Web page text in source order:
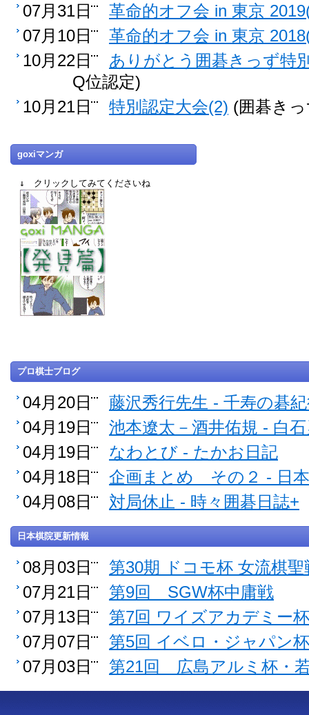
07月31日
革命的オフ会 in 東京
07月10日
革命的オフ会 in 東京
10月22日
ありがとう囲碁きっず特
Q位認定)
10月21日
特別認定大会(2) (囲碁き
goxiマンガ
↓ クリックしてみてくださいね
プロ棋士ブログ
04月20日
藤沢秀行先生 - 千寿の碁
04月19日
池本遼太－酒井佑規 - 白
04月19日
なわとび - たかお日記
04月18日
企画まとめ その２ - 日
04月08日
対局休止 - 時々囲碁日誌+
日本棋院更新情報
08月03日
第30期 ドコモ杯 女流棋聖
07月21日
第9回 SGW杯中庸戦
07月13日
第7回 ワイズアカデミー杯
07月07日
第5回 イベロ・ジャパン杯
07月03日
第21回 広島アルミ杯・